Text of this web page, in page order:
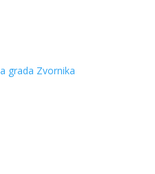
grada Zvornika